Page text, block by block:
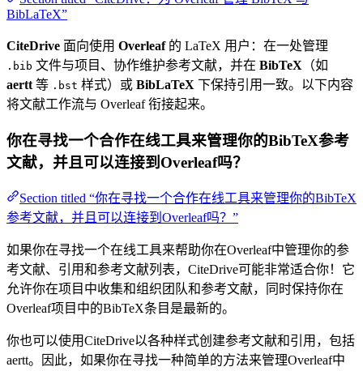
BibLaTeX”
CiteDrive 面向使用 Overleaf的 LaTeX 用户：在一处管理
.bib 文件与项目、协作维护参考文献，并在 BibTeX （如
aertt 等 .bst 样式）或 BibLaTeX 下保持引用一致。以下内容
将文献工作流与 Overleaf 衔接起来。
你在寻找一个合作在线工具来管理你的BibTeX参考
文献，并且可以连接到Overleaf吗？
Section titled “你在寻找一个合作在线工具来管理你的BibTeX
参考文献，并且可以连接到Overleaf吗？”
如果你在寻找一个在线工具来帮助你在Overleaf中管理你的参
考文献、引用和参考文献列表，CiteDrive可能非常适合你！它
允许你在项目中收集和组织团队和参考文献，同时保持你在
Overleaf项目中的BibTeX条目是最新的。
你也可以使用CiteDrive以各种样式创建参考文献和引用，包括
aertt。因此，如果你在寻找一种简单的方法来管理Overleaf中